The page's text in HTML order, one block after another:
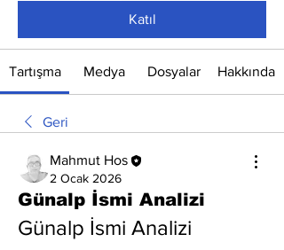
Katıl
Tartışma Medya Dosyalar Hakkında
Geri
Mahmut Hos
2 Ocak 2026
Günalp İsmi Analizi
Günalp İsmi Analizi